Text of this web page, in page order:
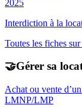
2025
Interdiction à la
Toutes les fiches
🤝Gérer sa
Achat ou vente
LMNP/LMP